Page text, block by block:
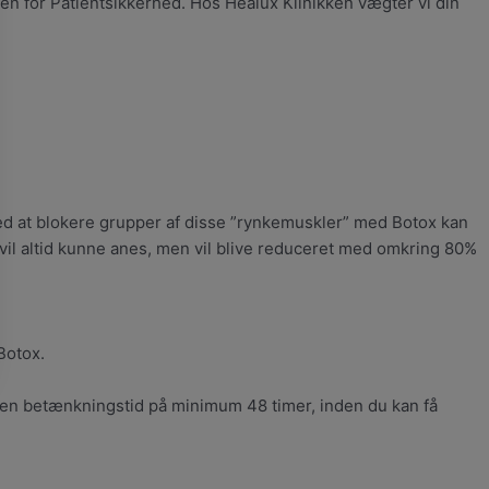
blokere grupper af disse ”rynkemuskler” med Botox kan
altid kunne anes, men vil blive reduceret med omkring 80%
betænkningstid på minimum 48 timer, inden du kan få